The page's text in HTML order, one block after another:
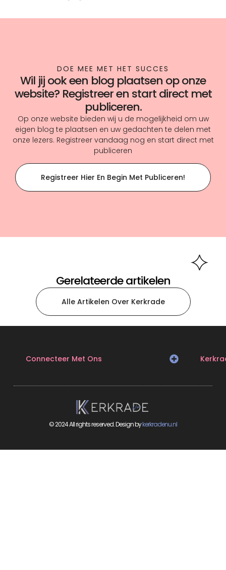
DOE MEE MET HET SUCCES
Wil jij ook een blog plaatsen op onze
website? Registreer en start direct met
publiceren.
Op onze website bieden wij u de mogelijkheid om uw
eigen blog te plaatsen en uw gedachten te delen met
onze lezers. Registreer vandaag nog en start direct met
publiceren
Registreer Hier En Begin Met Publiceren!
Gerelateerde artikelen
Alle Artikelen Over Kerkrade
Connecteer Met Ons
© 2024 All rights reserved. Design bykerkradenu.nl